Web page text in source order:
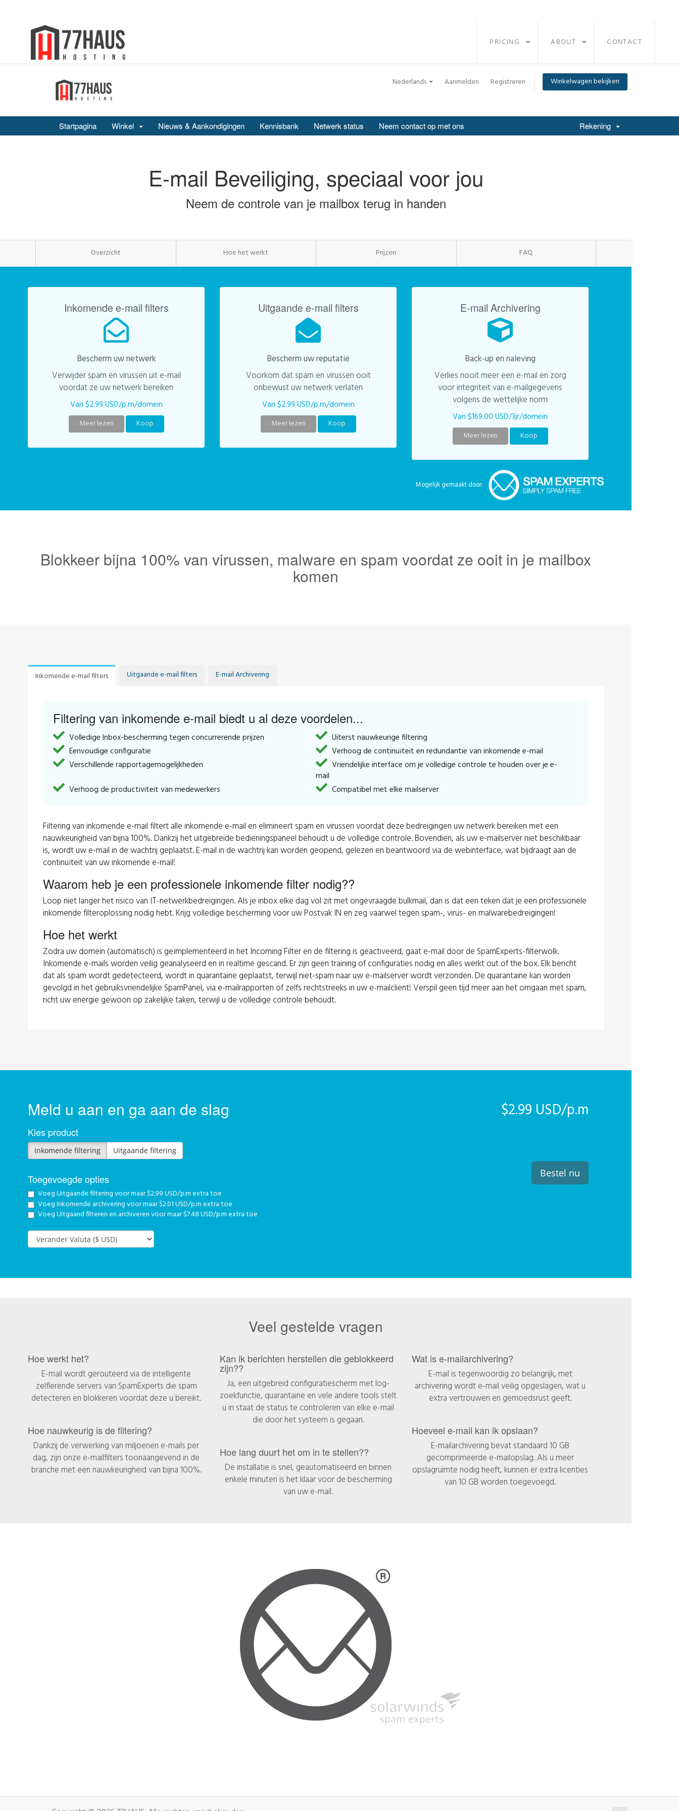
PRICING ABOUT CONTACT
Nederlands Aanmelden Registreren Winkelwagen bekijken
Startpagina Winkel Nieuws & Aankondigingen Kennisbank Netwerk status Neem contact op met ons Rekening
E-mail Beveiliging, speciaal voor jou
Neem de controle van je mailbox terug in handen
Overzicht Hoe het werkt Prijzen FAQ
Inkomende e-mail filters
Bescherm uw netwerk
Verwijder spam en virussen uit e-mail
voordat ze uw netwerk bereiken
Van $2.99 USD/p.m/domein
Meer lezen Koop
Uitgaande e-mail filters
Bescherm uw reputatie
Voorkom dat spam en virussen ooit
onbewust uw netwerk verlaten
Van $2.99 USD/p.m/domein
Meer lezen Koop
E-mail Archivering
Back-up en naleving
Verlies nooit meer een e-mail en zorg
voor integriteit van e-mailgegevens
volgens de wettelijke norm
Van $169.00 USD/3jr/domein
Meer lezen Koop
Mogelijk gemaakt door:
Blokkeer bijna 100% van virussen, malware en spam voordat ze ooit in je mailbox
komen
Inkomende e-mail filters Uitgaande e-mail filters E-mail Archivering
Filtering van inkomende e-mail biedt u al deze voordelen...
Volledige Inbox-bescherming tegen concurrerende prijzen
Uiterst nauwkeurige filtering
Eenvoudige configuratie
Verhoog de continuïteit en redundantie van inkomende e-mail
Verschillende rapportagemogelijkheden
Vriendelijke interface om je volledige controle te houden over je e-
mail
Verhoog de productiviteit van medewerkers
Compatibel met elke mailserver
Filtering van inkomende e-mail filtert alle inkomende e-mail en elimineert spam en virussen voordat deze bedreigingen uw netwerk bereiken met een
nauwkeurigheid van bijna 100%. Dankzij het uitgebreide bedieningspaneel behoudt u de volledige controle. Bovendien, als uw e-mailserver niet beschikbaar
is, wordt uw e-mail in de wachtrij geplaatst. E-mail in de wachtrij kan worden geopend, gelezen en beantwoord via de webinterface, wat bijdraagt aan de
continuïteit van uw inkomende e-mail!
Waarom heb je een professionele inkomende filter nodig??
Loop niet langer het risico van IT-netwerkbedreigingen. Als je inbox elke dag vol zit met ongevraagde bulkmail, dan is dat een teken dat je een professionele
inkomende filteroplossing nodig hebt. Krijg volledige bescherming voor uw Postvak IN en zeg vaarwel tegen spam-, virus- en malwarebedreigingen!
Hoe het werkt
Zodra uw domein (automatisch) is geïmplementeerd in het Incoming Filter en de filtering is geactiveerd, gaat e-mail door de SpamExperts-filterwolk.
Inkomende e-mails worden veilig geanalyseerd en in realtime gescand. Er zijn geen training of configuraties nodig en alles werkt out of the box. Elk bericht
dat als spam wordt gedetecteerd, wordt in quarantaine geplaatst, terwijl niet-spam naar uw e-mailserver wordt verzonden. De quarantaine kan worden
gevolgd in het gebruiksvriendelijke SpamPanel, via e-mailrapporten of zelfs rechtstreeks in uw e-mailclient! Verspil geen tijd meer aan het omgaan met spam,
richt uw energie gewoon op zakelijke taken, terwijl u de volledige controle behoudt.
Meld u aan en ga aan de slag
Kies product
Inkomende filtering Uitgaande filtering
Toegevoegde opties
Voeg Uitgaande filtering voormaar $2.99 USD/p.m extra toe
Voeg Inkomende archivering voormaar $2.01 USD/p.m extra toe
Voeg Uitgaand filteren en archiveren voormaar $7.48 USD/p.m extra toe
$2.99 USD/p.m
Bestel nu
Veel gestelde vragen
Hoe werkt het?
E-mail wordt gerouteerd via de intelligente
zelflerende servers van SpamExperts die spam
detecteren en blokkeren voordat deze u bereikt.
Hoe nauwkeurig is de filtering?
Dankzij de verwerking van miljoenen e-mails per
dag, zijn onze e-mailfilters toonaangevend in de
branche met een nauwkeurigheid van bijna 100%.
Kan ik berichten herstellen die geblokkeerd
zijn??
Ja, een uitgebreid configuratiescherm met log-
zoekfunctie, quarantaine en vele andere tools stelt
u in staat de status te controleren van elke e-mail
die door het systeem is gegaan.
Hoe lang duurt het om in te stellen??
De installatie is snel, geautomatiseerd en binnen
enkele minuten is het klaar voor de bescherming
van uw e-mail.
Wat is e-mailarchivering?
E-mail is tegenwoordig zo belangrijk, met
archivering wordt e-mail veilig opgeslagen, wat u
extra vertrouwen en gemoedsrust geeft.
Hoeveel e-mail kan ik opslaan?
E-mailarchivering bevat standaard 10 GB
gecomprimeerde e-mailopslag. Als u meer
opslagruimte nodig heeft, kunnen er extra licenties
van 10 GB worden toegevoegd.